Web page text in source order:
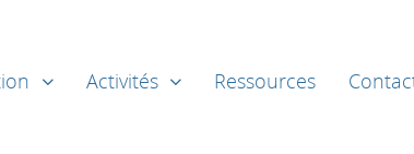
Activités Ressources